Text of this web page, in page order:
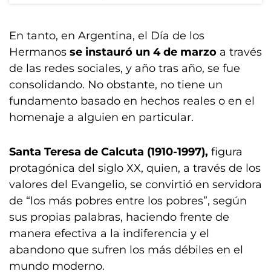
En tanto, en Argentina, el Día de los
Hermanos se instauró un 4 de marzo a través
de las redes sociales, y año tras año, se fue
consolidando. No obstante, no tiene un
fundamento basado en hechos reales o en el
homenaje a alguien en particular.
Santa Teresa de Calcuta (1910-1997), figura
protagónica del siglo XX, quien, a través de los
valores del Evangelio, se convirtió en servidora
de “los más pobres entre los pobres”, según
sus propias palabras, haciendo frente de
manera efectiva a la indiferencia y el
abandono que sufren los más débiles en el
mundo moderno.